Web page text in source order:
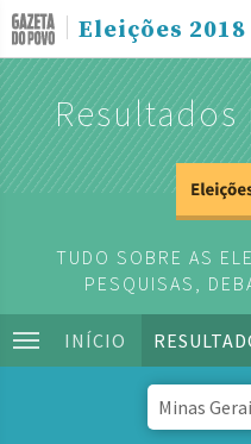
Eleições 2018
TUDO SOBRE AS
PESQUISAS,
INÍCIO